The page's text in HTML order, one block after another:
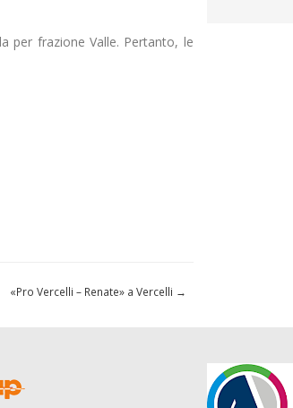
per frazione Valle. Pertanto, le
«Pro Vercelli – Renate» a Vercelli →